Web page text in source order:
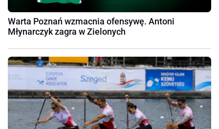
Warta Poznań wzmacnia ofensywę. Antoni
Młynarczyk zagra w Zielonych